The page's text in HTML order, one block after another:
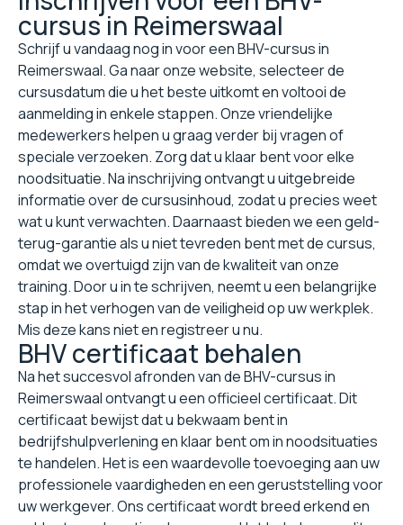
cursus in Reimerswaal
Schrijf u vandaag nog in voor een BHV-cursus in
Reimerswaal. Ga naar onze website, selecteer de
cursusdatum die u het beste uitkomt en voltooi de
aanmelding in enkele stappen. Onze vriendelijke
medewerkers helpen u graag verder bij vragen of
speciale verzoeken. Zorg dat u klaar bent voor elke
noodsituatie. Na inschrijving ontvangt u uitgebreide
informatie over de cursusinhoud, zodat u precies weet
wat u kunt verwachten. Daarnaast bieden we een geld-
terug-garantie als u niet tevreden bent met de cursus,
omdat we overtuigd zijn van de kwaliteit van onze
training. Door u in te schrijven, neemt u een belangrijke
stap in het verhogen van de veiligheid op uw werkplek.
Mis deze kans niet en registreer u nu.
BHV certificaat behalen
Na het succesvol afronden van de BHV-cursus in
Reimerswaal ontvangt u een officieel certificaat. Dit
certificaat bewijst dat u bekwaam bent in
bedrijfshulpverlening en klaar bent om in noodsituaties
te handelen. Het is een waardevolle toevoeging aan uw
professionele vaardigheden en een geruststelling voor
uw werkgever. Ons certificaat wordt breed erkend en